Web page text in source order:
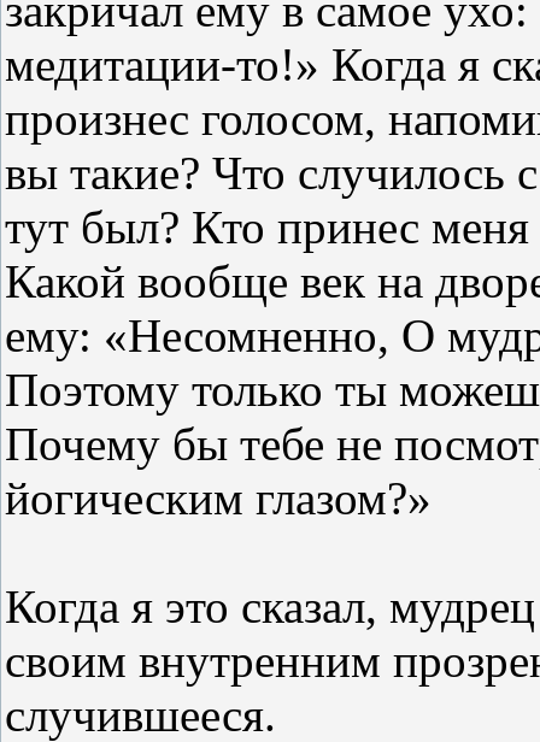
медитации-то!» Когда я
произнес голосом,
вы такие? Что
тут был? Кто принес меня
Какой вообще век на
ему: «Несомненно, О
Поэтому только ты
Почему бы тебе не
йогическим глазом?»
Когда я это сказал,
своим внутренним
случившееся.